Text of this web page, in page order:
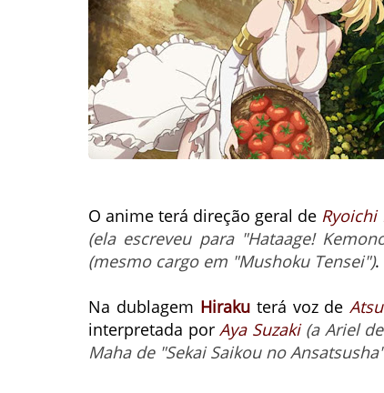
O anime terá direção geral de Ryoichi
(ela escreveu para "Hataage!
(mesmo cargo em "Mushoku Tensei").
Na dublagem Hirakuterá voz de
interpretada porAya Suzaki (a Ariel
Maha de "Sekai Saikou no